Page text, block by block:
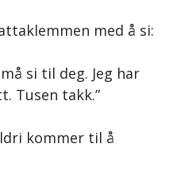
med å si:
si til deg. Jeg har
Tusen takk.”
kommer til å